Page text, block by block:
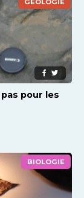
GEOLOGIE
pour les
BIOLOGIE